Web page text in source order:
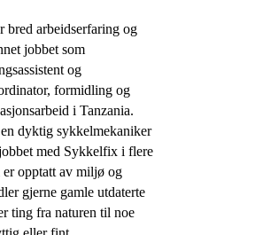
bred arbeidserfaring og
jobbet som
og
formidling og
i Tanzania.
dyktig sykkelmekaniker
med Sykkelfix i flere
er opptatt av miljø og
gjerne gamle utdaterte
ting fra naturen til noe